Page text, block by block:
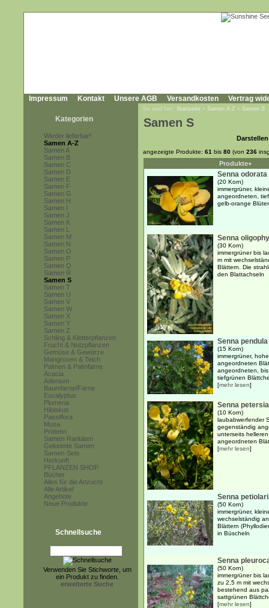
Impressum Kontakt Unsere AGB Versandkosten Vertrag
Kategorien
Wieder lieferbar!
Samen A-Z
Samen A
Samen B
Samen C
Samen D
Samen E
Samen F
Samen G
Samen H
Samen I
Samen J
Samen K
Samen L
Samen M
Samen N
Samen O
Samen P
Samen Q
Samen R
Samen S
Samen T
Samen U
Samen V
Samen W
Samen X
Samen Y
Samen Z
Schling & Kletterpflanzen
Frucht & Nutzpflanzen
Gemüse & Gewürze
Mangroven & Teich
Palmen & Palmfarne
Acacia
Adenium
Baumfarne/Farne
Eucalyptus
Plumeria
Hibiskus
Passiflora
Musa
Proteen
Samen-Raritäten
Gekeimte Samen
Samen-Sets
Herkunft
PFLANZEN SHOP
Bücher
Alles für die Anzucht
Alle Artikel
Angebote
Neue Produkte
Schnellsuche
Verwenden Sie Stichworte, um
ein Produkt zu finden.
erweiterte Suche
Sie sind hier: Startseite » Samen A-Z » Samen S
Samen S
angezeigte Produkte: 61 bis 80 (von 236
Produkte+
Senna odorata
(20 Korn)
immergrüner,
angeordneten,
gelb-orange
Senna
(30 Korn)
immergrüner bis
m mit
Blättern. Die
den Blattachseln
Senna
(15 Korn)
immergrüner,
angeordneten
angeordneten,
tiefgrünen
[mehr lesen]
Senna
(10 Korn)
laubabwerfender
gegenständig
unterseits
angeordneten
[mehr lesen]
Senna
(50 Korn)
immergrüner,
wechselständig
Blättern
in Büscheln
Senna
(50 Korn)
immergrüner bis
zu 2,5 m mit
bestehend aus
sattgrünen
[mehr lesen]